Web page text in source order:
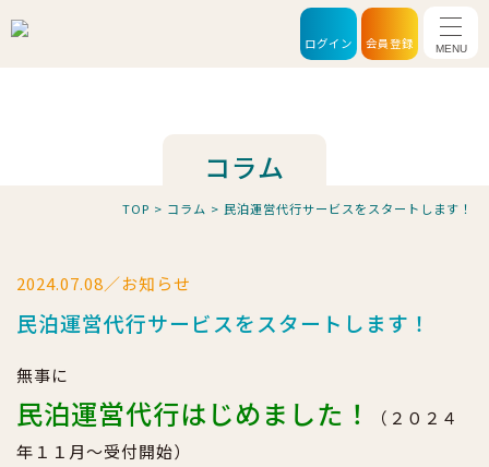
ログイン 会員登録 メニ
コラム
TOP > コラム > 民泊運営代行サービスをスタートします！
2024.07.08／お知らせ
民泊運営代行サービスをスタートします！
無事に
民泊運営代行はじめました！
（２０２４
年１１月～受付開始）